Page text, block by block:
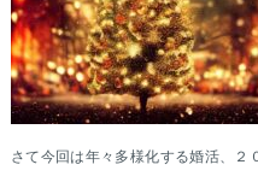
さて今回は年々多様化する婚活、２